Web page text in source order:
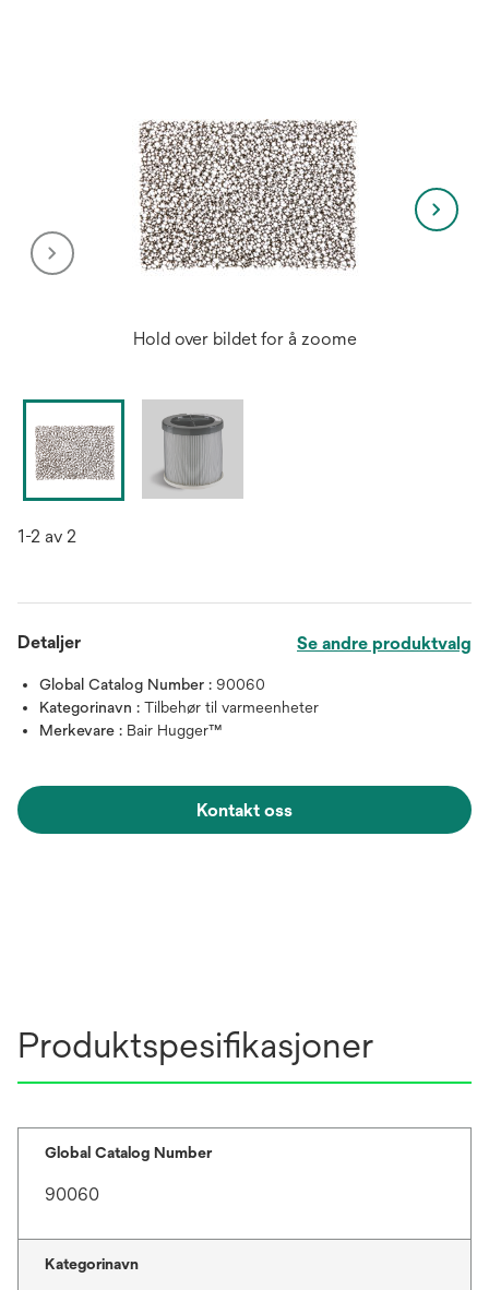
Hold over bildet for å zoome
1-2 av 2
Detaljer Se andre produktvalg
Global Catalog Number : 90060
Kategorinavn : Tilbehør til varmeenheter
Merkevare : Bair Hugger™
Kontakt oss
Produktspesifikasjoner
Global Catalog Number
90060
Kategorinavn